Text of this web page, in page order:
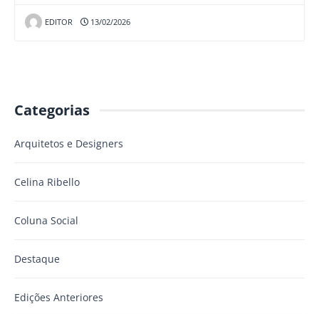
EDITOR 13/02/2026
Categorias
Arquitetos e Designers
Celina Ribello
Coluna Social
Destaque
Edições Anteriores